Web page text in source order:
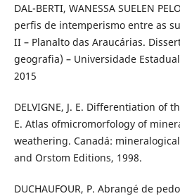
DAL-BERTI, WANESSA SUELEN
perfis de intemperismo entre as
II – Planalto das Araucárias.
geografia) – Universidade
2015
DELVIGNE, J. E. Differentiation of
E. Atlas ofmicromorfology of
weathering. Canadá:
and Orstom Editions, 1998.
DUCHAUFOUR, P. Abrangé de